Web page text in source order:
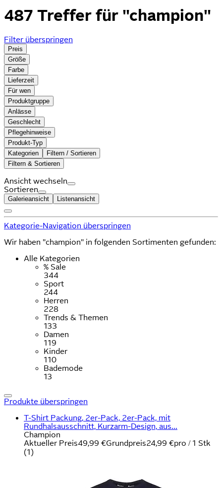
487 Treffer für "champion"
Filter überspringen
Preis
Größe
Farbe
Lieferzeit
Für wen
Produktgruppe
Anlässe
Geschlecht
Pflegehinweise
Produkt-Typ
Kategorien
Filtern / Sortieren
Filtern & Sortieren
Ansicht wechseln
Sortieren
Galerieansicht Listenansicht
Kategorie-Navigation überspringen
Wir haben "champion" in folgenden Sortimenten gefunden:
Alle Kategorien
% Sale
344
Sport
244
Herren
228
Trends & Themen
133
Damen
119
Kinder
110
Bademode
13
Produkte überspringen
T-Shirt Packung, 2er-Pack, 2er-Pack, mit
Rundhalsausschnitt, Kurzarm-Design, aus...
Champion
Aktueller Preis49,99 €Grundpreis24,99 €pro / 1 Stk
(1)